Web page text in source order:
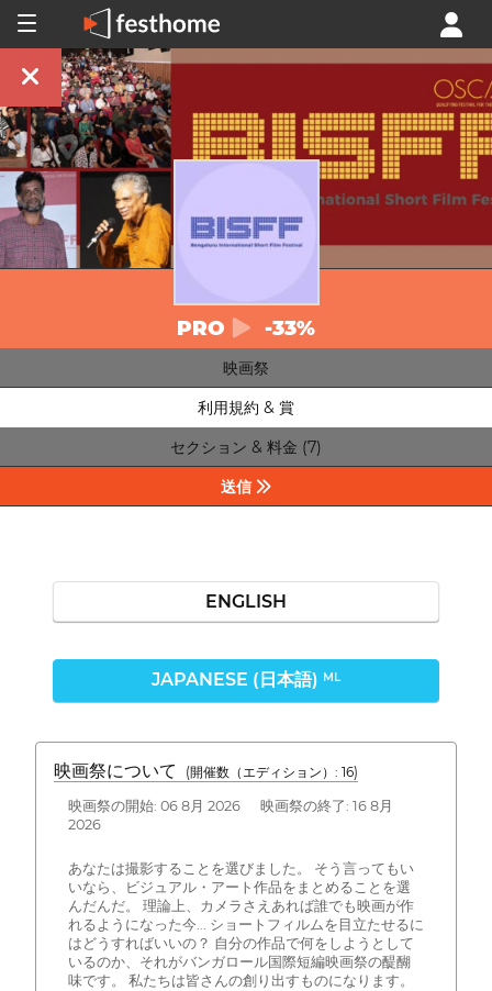
PRO -33%
映画祭
利用規約 & 賞
セクション & 料金 (7)
送信
ENGLISH
JAPANESE (日本語) ML
映画祭について (開催数（エディション）: 16)
映画祭の開始: 06 8月 2026 映画祭の終了: 16 8月
2026
あなたは撮影することを選びました。 そう言ってもい
いなら、ビジュアル・アート作品をまとめることを選
んだんだ。 理論上、カメラさえあれば誰でも映画が作
れるようになった今... ショートフィルムを目立たせるに
はどうすればいいの？ 自分の作品で何をしようとして
いるのか、それがバンガロール国際短編映画祭の醍醐
味です。 私たちは皆さんの創り出すものになります。